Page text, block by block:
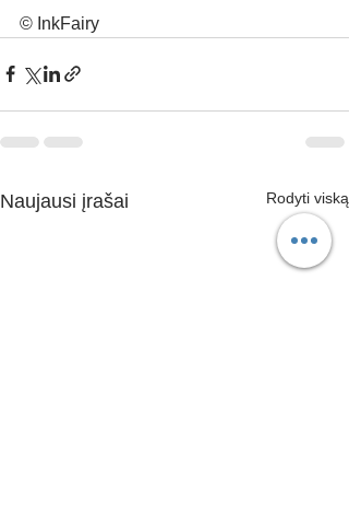
© InkFairy
Naujausi įrašai Rodyti viską